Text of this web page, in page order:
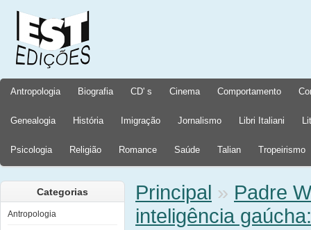
Antropologia Biografia CD' s Cinema Comportamento
Genealogia História Imigração Jornalismo Libri Italiani
Psicologia Religião Romance Saúde Talian Tropeirismo
Categorias
Antropologia
Principal » Padre
inteligência